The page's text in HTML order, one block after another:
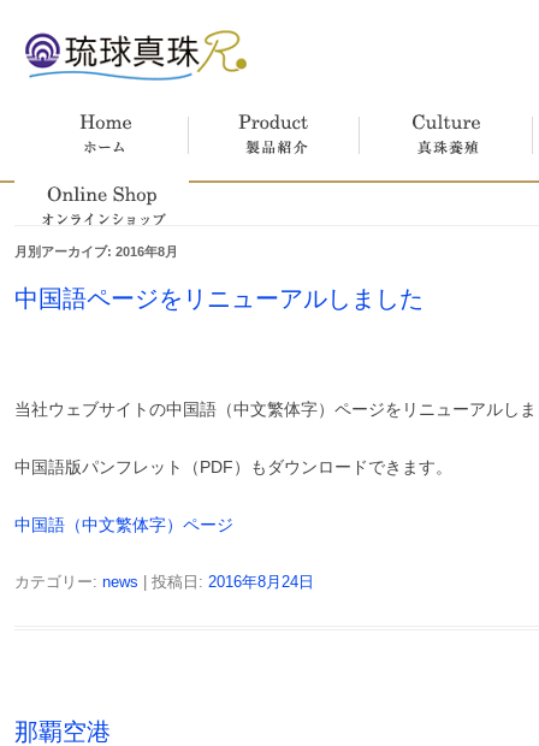
ホーム 製品紹介 真珠養殖
オンラインショップ
月別アーカイブ: 2016年8月
中国語ページをリニューアルしました
当社ウェブサイトの中国語（中文繁体字）ページをリニューアルし
中国語版パンフレット（PDF）もダウンロードできます。
中国語（中文繁体字）ページ
カテゴリー: news | 投稿日: 2016年8月24日
那覇空港